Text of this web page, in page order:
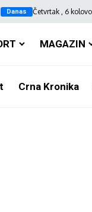
Danas Četvrtak , 6
MAGAZIN
Crna Kronika